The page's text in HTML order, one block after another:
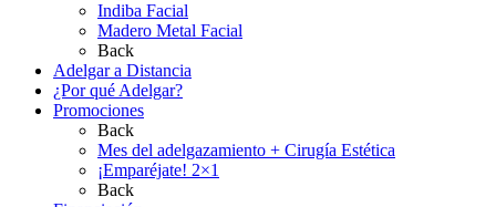
Indiba Facial
Madero Metal Facial
Back
Adelgar a Distancia
¿Por qué Adelgar?
Promociones
Back
Mes del adelgazamiento + Cirugía Estética
¡Emparéjate! 2×1
Back